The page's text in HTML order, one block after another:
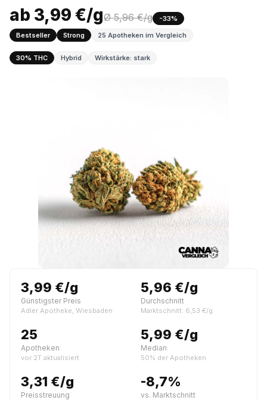
ab 3,99 €/gØ 5,96 €/g
-33%
Bestseller
Strong 25 Apotheken im Vergleich
30% THC Hybrid Wirkstärke: stark
3,99 €/g
Günstigster Preis
Adler Apotheke, Wiesbaden
5,96 €/g
Durchschnitt
Marktschnitt: 6,53 €/g
25
Apotheken
vor 2T aktualisiert
5,99 €/g
Median
50% der Apotheken
3,31 €/g
Preisstreuung
-8,7%
vs. Marktschnitt